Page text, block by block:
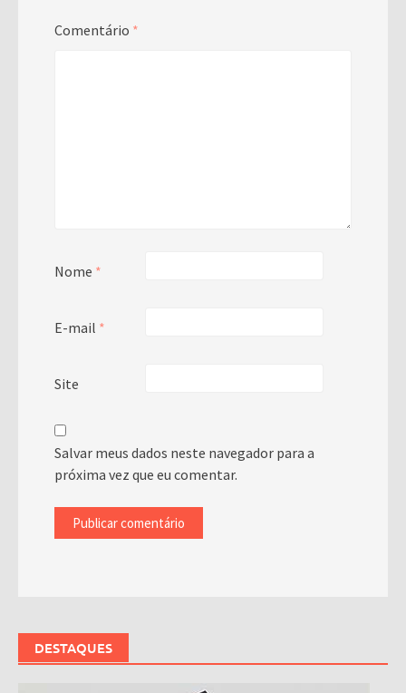
Comentário *
Nome *
E-mail *
Site
Salvar meus dados neste navegador para a
próxima vez que eu comentar.
DESTAQUES